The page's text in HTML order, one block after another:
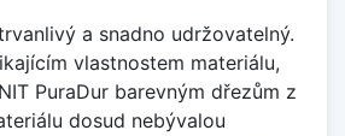
a snadno udržovatelný.
vlastnostem materiálu,
PuraDur barevným dřezům z
dosud nebývalou